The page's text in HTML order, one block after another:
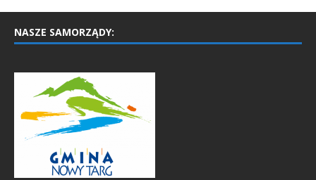
NASZE SAMORZĄDY: